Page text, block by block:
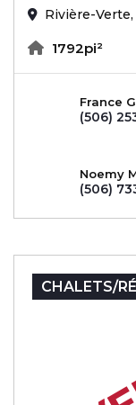
Rivière-Verte,
1792pi²
France
(506)
Noemy
(506)
CHALETS/